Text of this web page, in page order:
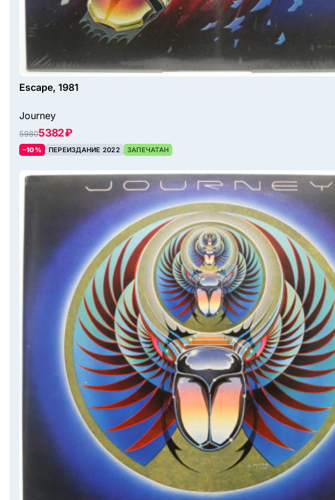
Escape, 1981
Journey
59805382 ₽
–10% ПЕРЕИЗДАНИЕ 2022 ЗАПЕЧАТАН